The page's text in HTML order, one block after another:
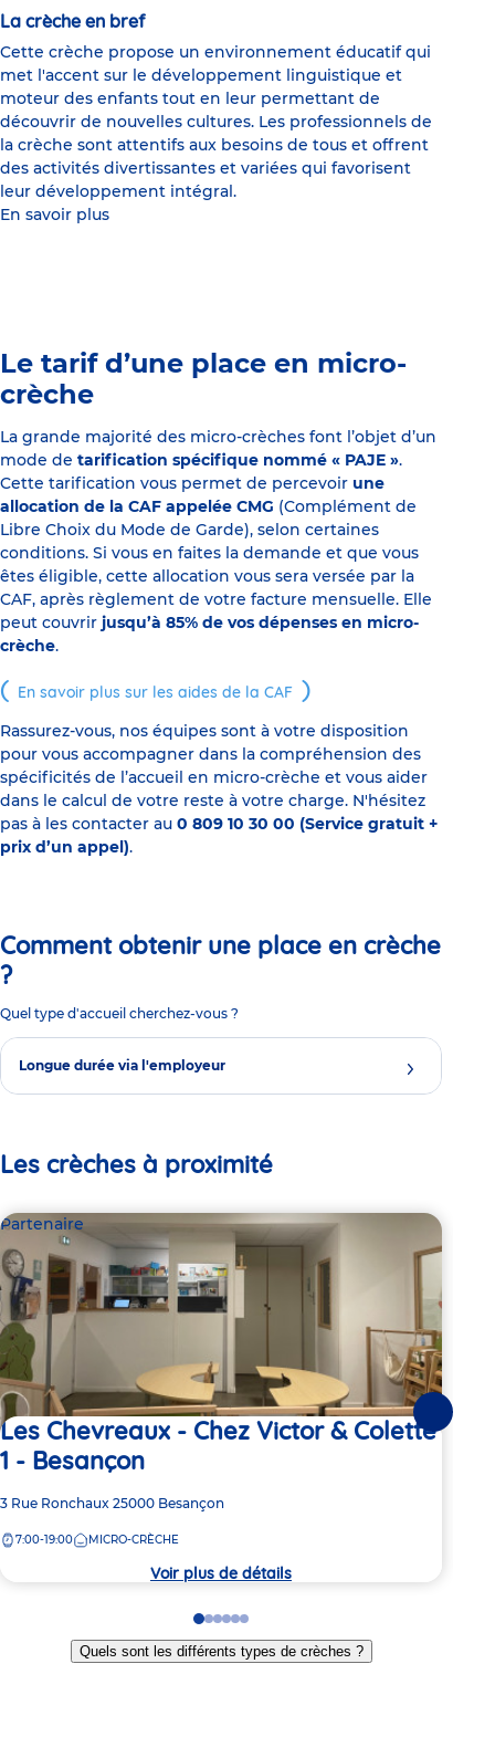
La crèche en bref
Cette crèche propose un environnement éducatif qui
met l'accent sur le développement linguistique et
moteur des enfants tout en leur permettant de
découvrir de nouvelles cultures. Les professionnels de
la crèche sont attentifs aux besoins de tous et offrent
des activités divertissantes et variées qui favorisent
leur développement intégral.
En savoir plus
Le tarif d’une place en micro-
crèche
La grande majorité des micro-crèches font l’objet d’un
mode de tarification spécifique nommé « PAJE ».
Cette tarification vous permet de percevoir une
allocation de la CAF appelée CMG (Complément de
Libre Choix du Mode de Garde), selon certaines
conditions. Si vous en faites la demande et que vous
êtes éligible, cette allocation vous sera versée par la
CAF, après règlement de votre facture mensuelle. Elle
peut couvrir jusqu’à 85% de vos dépenses en micro-
crèche.
En savoir plus sur les aides de la CAF
Rassurez-vous, nos équipes sont à votre disposition
pour vous accompagner dans la compréhension des
spécificités de l’accueil en micro-crèche et vous aider
dans le calcul de votre reste à votre charge. N'hésitez
pas à les contacter au 0 809 10 30 00 (Service gratuit +
prix d’un appel).
Comment obtenir une place en crèche
?
Quel type d'accueil cherchez-vous ?
Longue durée via l'employeur
Les crèches à proximité
Partenaire
Les Chevreaux - Chez Victor & Colette
1 - Besançon
Adresse
la
3 Rue Ronchaux 25000 Besançon
7:00-19:00 MICRO-CRÈCHE
Voir plus de détails
Go
to
slide
Go
to
slide
Go
to
slide
Go
to
slide
Go
to
slide
Go
to
slide
Quels sont les différents types de crèches ?